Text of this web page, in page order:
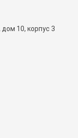
10, корпус 3